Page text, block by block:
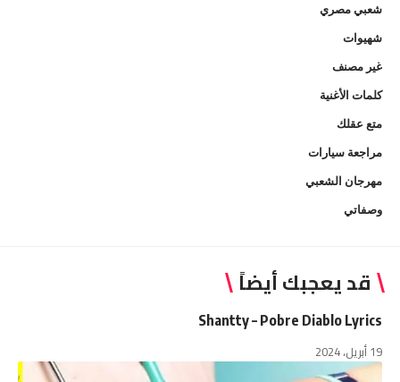
شعبي مصري
شهيوات
غير مصنف
كلمات الأغنية
متع عقلك
مراجعة سيارات
مهرجان الشعبي
وصفاتي
قد يعجبك أيضاً
Shantty – Pobre Diablo Lyrics
19 أبريل، 2024